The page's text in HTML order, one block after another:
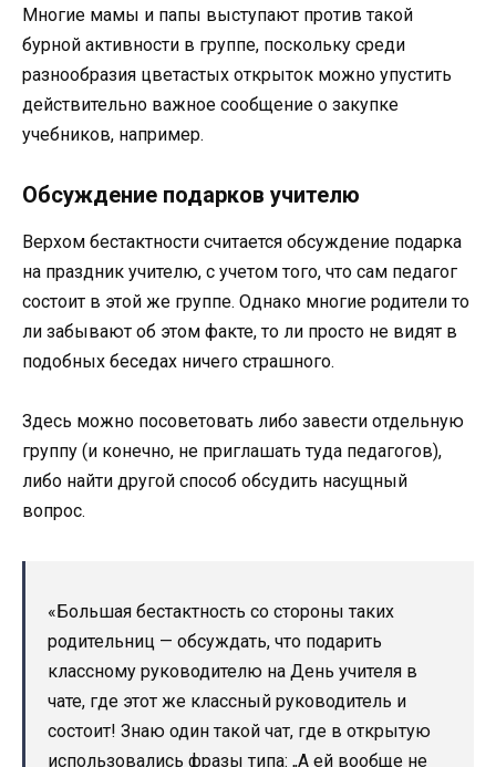
Многие мамы и папы выступают против такой
бурной активности в группе, поскольку среди
разнообразия цветастых открыток можно упустить
действительно важное сообщение о закупке
учебников, например.
Обсуждение подарков учителю
Верхом бестактности считается обсуждение подарка
на праздник учителю, с учетом того, что сам педагог
состоит в этой же группе. Однако многие родители то
ли забывают об этом факте, то ли просто не видят в
подобных беседах ничего страшного.
Здесь можно посоветовать либо завести отдельную
группу (и конечно, не приглашать туда педагогов),
либо найти другой способ обсудить насущный
вопрос.
«Большая бестактность со стороны таких
родительниц — обсуждать, что подарить
классному руководителю на День учителя в
чате, где этот же классный руководитель и
состоит! Знаю один такой чат, где в открытую
использовались фразы типа: „А ей вообще не